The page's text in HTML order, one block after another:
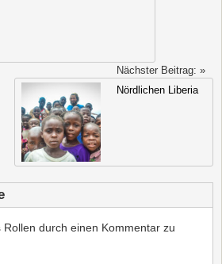
Nächster Beitrag: »
Nördlichen Liberia
durch einen Kommentar zu